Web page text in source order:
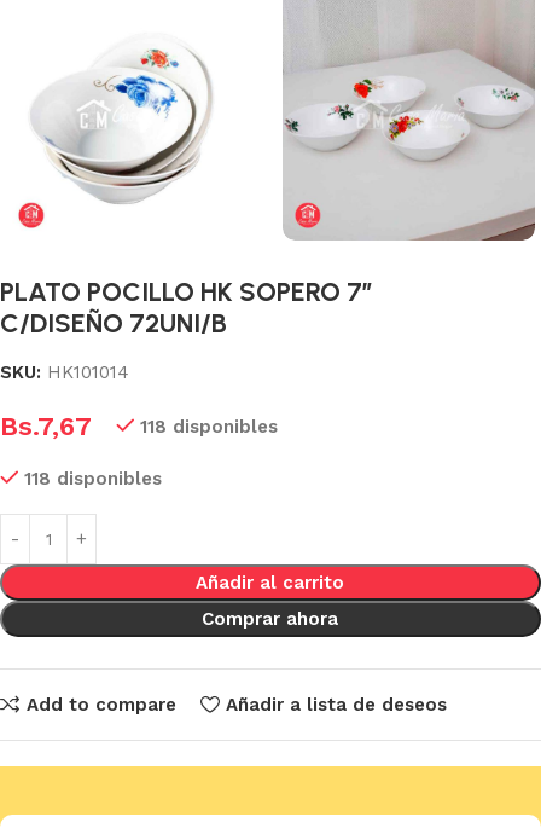
PLATO POCILLO HK SOPERO 7″
C/DISEÑO 72UNI/B
SKU: HK101014
Bs.7,67 118 disponibles
118 disponibles
Añadir al carrito
Comprar ahora
Add to compare Añadir a lista de deseos